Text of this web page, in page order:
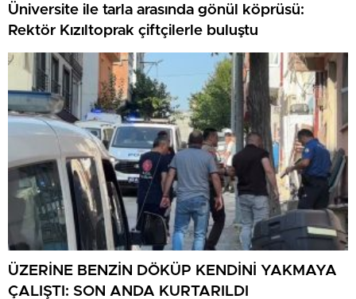
Üniversite ile tarla arasında gönül köprüsü:
Rektör Kızıltoprak çiftçilerle buluştu
ÜZERİNE BENZİN DÖKÜP KENDİNİ YAKMAYA
ÇALIŞTI: SON ANDA KURTARILDI